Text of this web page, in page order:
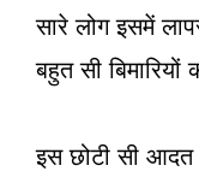
सारे लोग इसमें
बहुत सी
इस छोटी सी आदत